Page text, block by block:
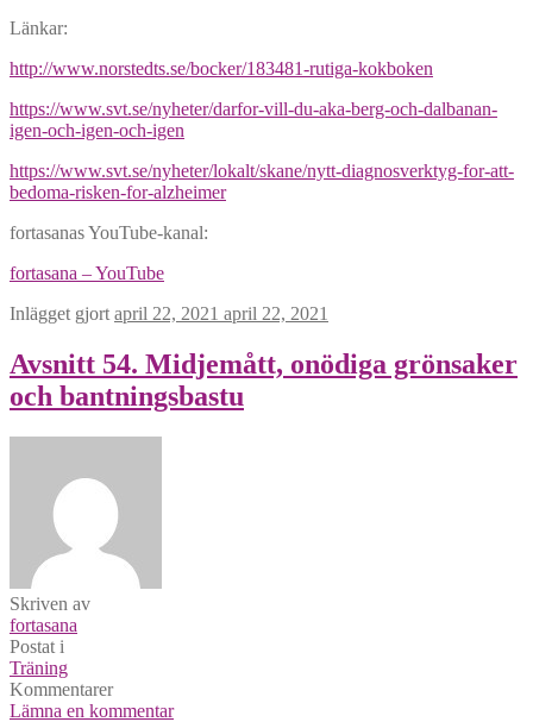
Länkar:
http://www.norstedts.se/bocker/183481-rutiga-kokboken
https://www.svt.se/nyheter/darfor-vill-du-aka-berg-och-dalbanan-
igen-och-igen-och-igen
https://www.svt.se/nyheter/lokalt/skane/nytt-diagnosverktyg-for-att-
bedoma-risken-for-alzheimer
fortasanas YouTube-kanal:
fortasana – YouTube
Inlägget gjort april 22, 2021 april 22, 2021
Avsnitt 54. Midjemått, onödiga grönsaker
och bantningsbastu
Skriven av
fortasana
Postat i
Träning
Kommentarer
Lämna en kommentar